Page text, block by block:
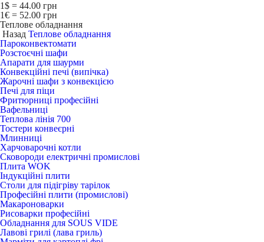
1$ = 44.00 грн
1€ = 52.00 грн
Теплове обладнання
Назад Теплове обладнання
Пароконвектомати
Розстоєчні шафи
Апарати для шаурми
Конвекційні печі (випічка)
Жарочні шафи з конвекцією
Печі для піци
Фритюрниці професійні
Вафельниці
Теплова лінія 700
Тостери конвеєрні
Млинниці
Харчоварочні котли
Сковороди електричні промислові
Плита WOK
Індукційні плити
Столи для підігріву тарілок
Професійні плити (промислові)
Макароноварки
Рисоварки професійні
Обладнання для SOUS VIDE
Лавові грилі (лава гриль)